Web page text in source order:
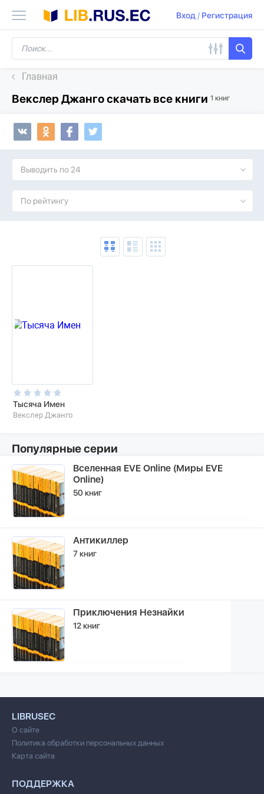
Вход/ Регистрация
Главная
Векслер Джанго скачать все книги 1 книг
Выводить по 24
По рейтингу
Тысяча Имен
Векслер Джанго
Популярные серии
Вселенная EVE Online (Миры EVE
Online)
50 книг
Антикиллер
7 книг
Приключения Незнайки
12 книг
LIBRUSEC
О сайте
Политика обработки персональных данных
Карта сайта
ПОДДЕРЖКА